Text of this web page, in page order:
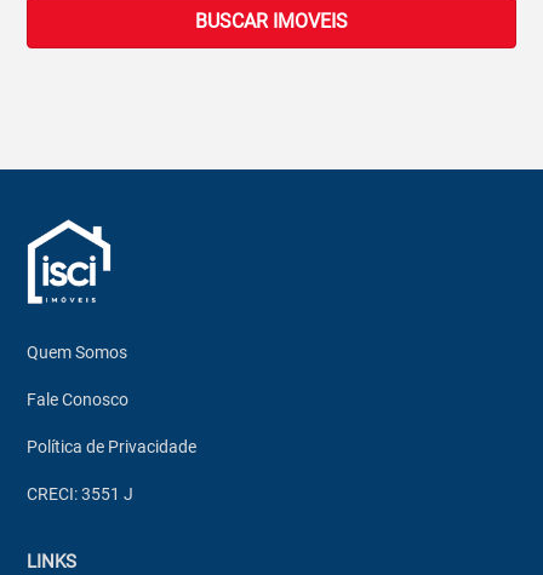
BUSCAR IMOVEIS
Quem Somos
Fale Conosco
Política de Privacidade
CRECI: 3551 J
LINKS